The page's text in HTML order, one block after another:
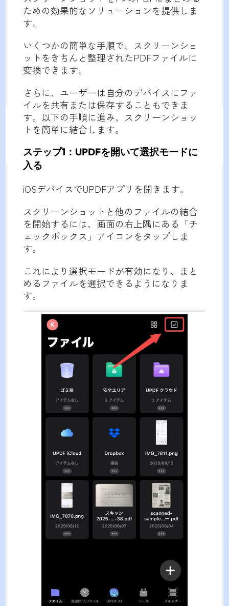
ための効果的なソリューションを提供しま
す。
いくつかの簡単な手順で、スクリーンショ
ットをきちんと整理されたPDFファイルに
変換できます。
さらに、ユーザーは自分のデバイスにファ
イルを共有または保存することもできま
す。以下の手順に進み、スクリーンショッ
トを簡単に結合します。
ステップ1：UPDFを開いて選択モードに
入る
iOSデバイスでUPDFアプリを開きます。
スクリーンショットと他のファイルの結合
を開始するには、画面の右上隅にある「チ
ェックボックス」アイコンをタップしま
す。
これにより選択モードが有効になり、まと
めるファイルを選択できるようになりま
す。